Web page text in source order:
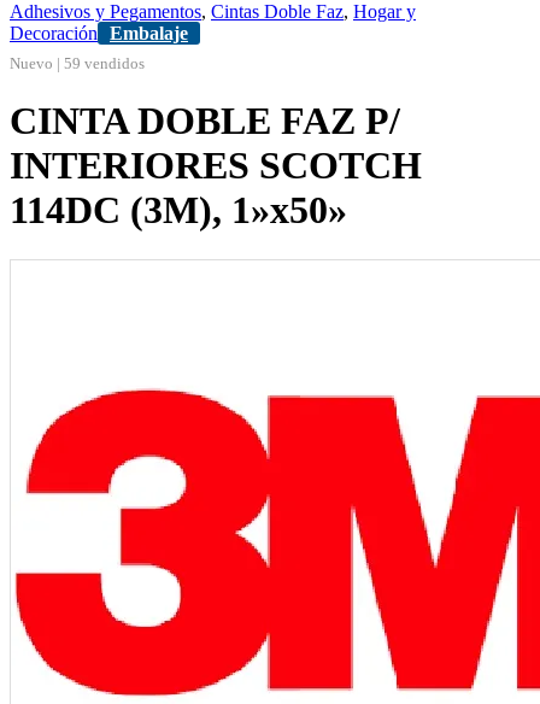
Adhesivos y Pegamentos, Cintas Doble Faz, Hogar y
Decoración
Embalaje
Nuevo | 59 vendidos
CINTA DOBLE FAZ P/
INTERIORES SCOTCH
114DC (3M), 1»x50»